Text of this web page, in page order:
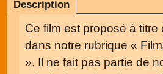
Description
Ce film est proposé à titre
dans notre rubrique «
». Il ne fait pas partie de